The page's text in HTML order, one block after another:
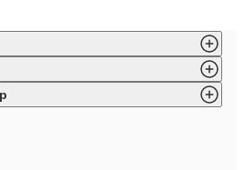
degelo e limpeza do produto